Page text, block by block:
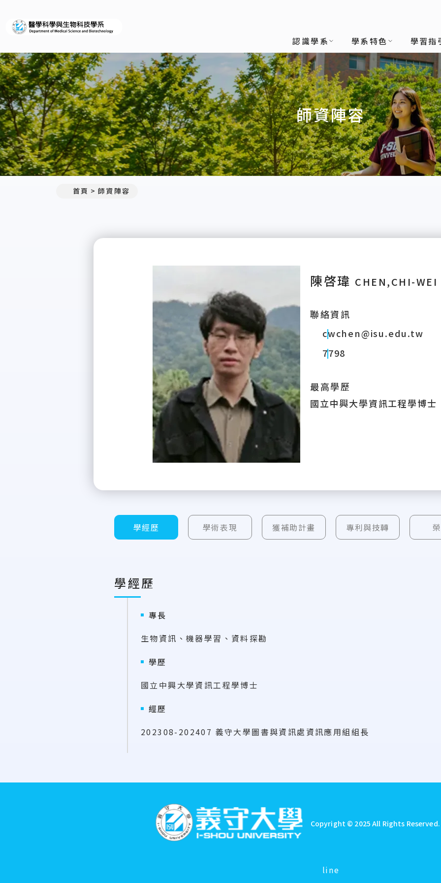
認識學系
學系特色 學習指
師資陣容
首頁 師資陣容
陳啓瑋 CHEN,CHI-WEI
聯絡資訊
cwchen@isu.edu.tw
7798
最高學歷
國立中興大學資訊工程學博士
學經歷 學術表現 獲補助計畫 專利與技轉
學經歷
專長
生物資訊、機器學習、資料探勘
學歷
國立中興大學資訊工程學博士
經歷
202308-202407 義守大學圖書與資訊處資訊應用組組長
Copyright © 2025 All Rights
line